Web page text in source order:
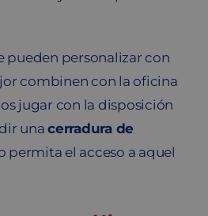
pueden personalizar con
combinen con la oficina
jugar con la disposición
unacerradura de
permita el acceso a aquel